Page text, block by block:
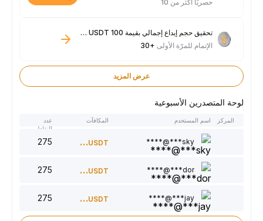
حصريًا أكثر من 10
تحقيق حجم إيداع إجمالي بقيمة 100 USDT فأكثر
الإتمام للمرّة الأولى+30
عرض المزيد
لوحة المتصدرين الأسبوعية
المركز اسم المستخدم المكافآت
النقاط
sky***@****
300USDT
dor***@****
220USDT
jay***@****
150USDT